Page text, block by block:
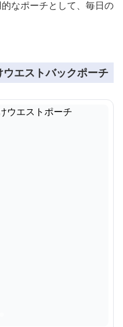
なポーチとして、毎日の
エストバックポーチ